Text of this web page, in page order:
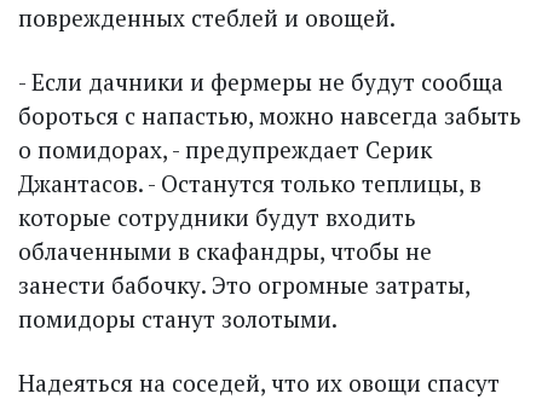
поврежденных стеблей и овощей.
- Если дачники и фермеры не будут сообща
бороться с напастью, можно навсегда забыть
о помидорах, - предупреждает Серик
Джантасов. - Останутся только теплицы, в
которые сотрудники будут входить
облаченными в скафандры, чтобы не
занести бабочку. Это огромные затраты,
помидоры станут золотыми.
Надеяться на соседей, что их овощи спасут